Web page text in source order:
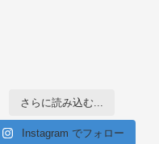
さらに読み込む...
Instagram でフォロー